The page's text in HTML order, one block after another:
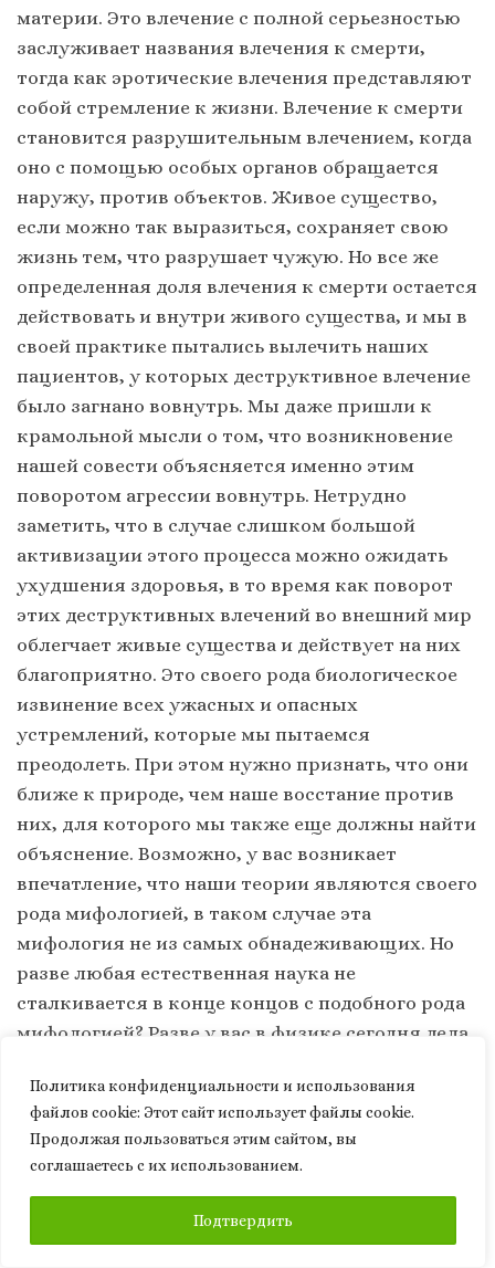
Политика конфиденциальности и использования
файлов сookie: Этот сайт использует файлы cookie.
Продолжая пользоваться этим сайтом, вы
соглашаетесь с их использованием.
Подтвердить
материи. Это влечение с полной серьезностью
заслуживает названия влечения к смерти,
тогда как эротические влечения представляют
собой стремление к жизни. Влечение к смерти
становится разрушительным влечением, когда
оно с помощью особых органов обращается
наружу, против объектов. Живое существо,
если можно так выразиться, сохраняет свою
жизнь тем, что разрушает чужую. Но все же
определенная доля влечения к смерти остается
действовать и внутри живого существа, и мы в
своей практике пытались вылечить наших
пациентов, у которых деструктивное влечение
было загнано вовнутрь. Мы даже пришли к
крамольной мысли о том, что возникновение
нашей совести объясняется именно этим
поворотом агрессии вовнутрь. Нетрудно
заметить, что в случае слишком большой
активизации этого процесса можно ожидать
ухудшения здоровья, в то время как поворот
этих деструктивных влечений во внешний мир
облегчает живые существа и действует на них
благоприятно. Это своего рода биологическое
извинение всех ужасных и опасных
устремлений, которые мы пытаемся
преодолеть. При этом нужно признать, что они
ближе к природе, чем наше восстание против
них, для которого мы также еще должны найти
объяснение. Возможно, у вас возникает
впечатление, что наши теории являются своего
рода мифологией, в таком случае эта
мифология не из самых обнадеживающих. Но
разве любая естественная наука не
сталкивается в конце концов с подобного рода
мифологией? Разве у вас в физике сегодня дела
Из всего сказанного мы можем сделать по
крайней мере вывод, что желание лишить
человека его агрессивных наклонностей
счастливые уголки земли, где природа с